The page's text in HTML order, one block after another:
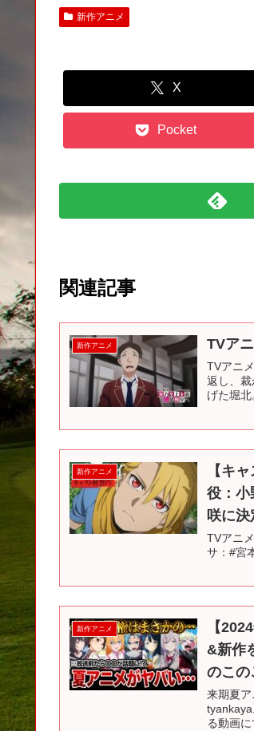
新作アニメ
X
Pocket
関連記事
新作アニメ TVア
TVアニ
返し、
げた堀
新作アニメ
【キ
役：小
咲に決
TVアニ
サ：#宮
新作アニメ
【
&新作
のこの
来期夏
る動画